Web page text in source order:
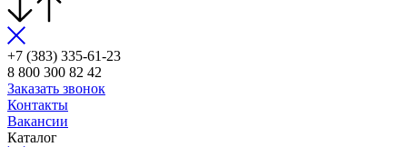
+7 (383) 335-61-23
8 800 300 82 42
Заказать звонок
Контакты
Вакансии
Каталог